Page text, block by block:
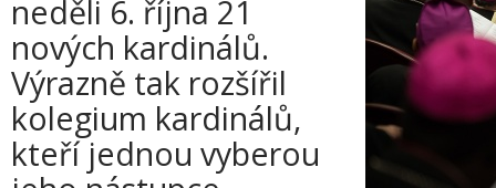
neděli 6. října 21
nových kardinálů.
Výrazně tak rozšířil
kolegium kardinálů,
kteří jednou vyberou